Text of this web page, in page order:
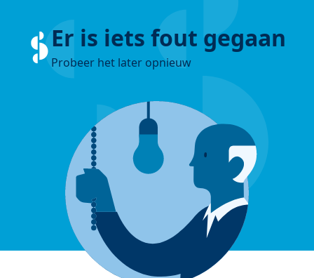
Er is iets fout gegaan
Probeer het later opnieuw